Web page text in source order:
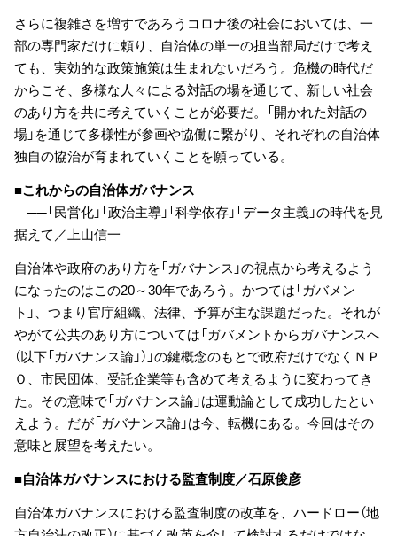
さらに複雑さを増すであろうコロナ後の社会においては、一
部の専門家だけに頼り、自治体の単一の担当部局だけで考え
ても、実効的な政策施策は生まれないだろう。危機の時代だ
からこそ、多様な人々による対話の場を通じて、新しい社会
のあり方を共に考えていくことが必要だ。「開かれた対話の
場」を通じて多様性が参画や協働に繋がり、それぞれの自治体
独自の協治が育まれていくことを願っている。
■これからの自治体ガバナンス
──「民営化」「政治主導」「科学依存」「データ主義」の時代を見
据えて／上山信一
自治体や政府のあり方を「ガバナンス」の視点から考えるよう
になったのはこの20～30年であろう。かつては「ガバメン
ト」、つまり官庁組織、法律、予算が主な課題だった。それが
やがて公共のあり方については「ガバメントからガバナンスへ
（以下「ガバナンス論」）」の鍵概念のもとで政府だけでなくＮＰ
Ｏ、市民団体、受託企業等も含めて考えるように変わってき
た。その意味で「ガバナンス論」は運動論として成功したとい
えよう。だが「ガバナンス論」は今、転機にある。今回はその
意味と展望を考えたい。
■自治体ガバナンスにおける監査制度／石原俊彦
自治体ガバナンスにおける監査制度の改革を、ハードロー（地